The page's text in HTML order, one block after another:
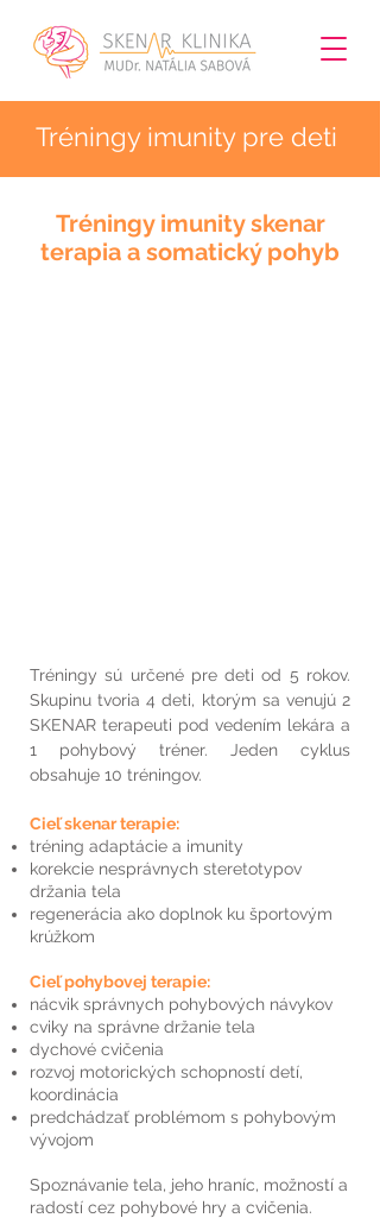
Tréningy imunity pre deti
Tréningy imunity skenar
terapia a somatický pohyb
Tréningy sú určené pre deti od 5 rokov.
Skupinu tvoria 4 deti, ktorým sa venujú 2
SKENAR terapeuti pod vedením lekára a
1 pohybový tréner. Jeden cyklus
obsahuje 10 tréningov.
Cieľ skenar terapie:
tréning adaptácie a imunity
korekcie nesprávnych steretotypov
držania tela
regenerácia ako doplnok ku športovým
krúžkom
Cieľ pohybovej terapie:
nácvik správnych pohybových návykov
cviky na správne držanie tela
dychové cvičenia
rozvoj motorických schopností detí,
koordinácia​​​
predchádzať problémom s pohybovým
vývojom
Spoznávanie tela, jeho hraníc, možností a
radostí cez pohybové hry a cvičenia.